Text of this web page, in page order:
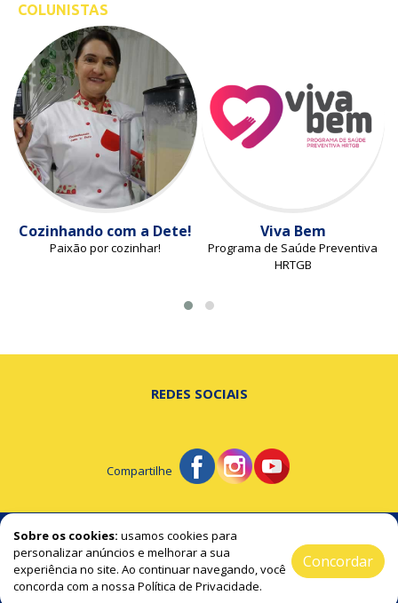
COLUNISTAS
Cozinhando com a Dete!
Paixão por cozinhar!
Viva Bem
Programa de Saúde Preventiva
HRTGB
Sobre os cookies: usamos cookies para
personalizar anúncios e melhorar a sua
experiência no site. Ao continuar navegando, você
concorda com a nossa Política de Privacidade.
Concordar
REDES SOCIAIS
Compartilhe
© Portal de Beltrão - A notícia na hora certa!
2019 / 2026 ® Todos os Direitos Reservado